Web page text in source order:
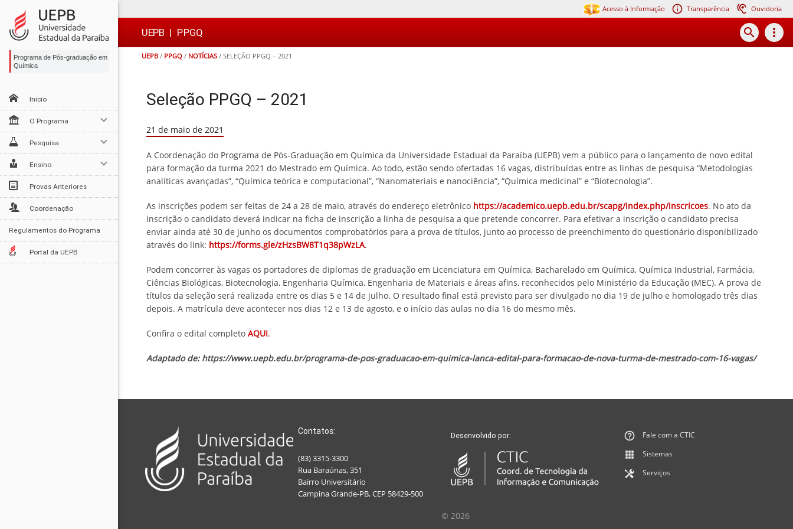
para
conteúdo
para
menu
para
busca
para
rodapé

Acesso à Informação Transparência Ouvidoria
UEPB | PPGQ search more_vert
UEPB / PPGQ / NOTÍCIAS / SELEÇÃO PPGQ – 2021
Programa de Pós-graduação em
Química
Início
O Programa
Pesquisa
Ensino
Provas Anteriores
Coordenação
Regulamentos do Programa
Portal da UEPB
Seleção PPGQ – 2021
21 de maio de 2021
A Coordenação do Programa de Pós-Graduação em Química da Universidade Estadual da Paraíba (UEPB) vem a público para o lançamento de novo edital
para formação da turma 2021 do Mestrado em Química. Ao todo, estão sendo ofertadas 16 vagas, distribuídas entre as linhas de pesquisa “Metodologias
analíticas avançadas”, “Química teórica e computacional”, “Nanomateriais e nanociência”, “Química medicinal” e “Biotecnologia”.
As inscrições podem ser feitas de 24 a 28 de maio, através do endereço eletrônico https://academico.uepb.edu.br/scapg/index.php/inscricoes. No ato da
inscrição o candidato deverá indicar na ficha de inscrição a linha de pesquisa a que pretende concorrer. Para efetivar a inscrição o candidato precisa
enviar ainda até 30 de junho os documentos comprobatórios para a prova de títulos, junto ao processo de preenchimento do questionário disponibilizado
através do link: https://forms.gle/zHzsBW8T1q38pWzLA.
Podem concorrer às vagas os portadores de diplomas de graduação em Licenciatura em Química, Bacharelado em Química, Química Industrial, Farmácia,
Ciências Biológicas, Biotecnologia, Engenharia Química, Engenharia de Materiais e áreas afins, reconhecidos pelo Ministério da Educação (MEC). A prova de
títulos da seleção será realizada entre os dias 5 e 14 de julho. O resultado final está previsto para ser divulgado no dia 19 de julho e homologado três dias
depois. A matrícula deve acontecer nos dias 12 e 13 de agosto, e o início das aulas no dia 16 do mesmo mês.
Confira o edital completo AQUI.
Adaptado de: https://www.uepb.edu.br/programa-de-pos-graduacao-em-quimica-lanca-edital-para-formacao-de-nova-turma-de-mestrado-com-16-vagas/
Contatos:
(83) 3315-3300
Rua Baraúnas, 351
Bairro Universitário
Campina Grande-PB, CEP 58429-500
Desenvolvido por:
Fale com a CTIC
Sistemas
Serviços
© 2026